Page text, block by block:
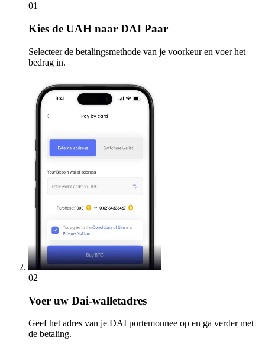
01
Kies de UAH naar DAI Paar
Selecteer de betalingsmethode van je voorkeur en voer het
bedrag in.
02
Voer uw Dai-walletadres
Geef het adres van je DAI portemonnee op en ga verder met
de betaling.